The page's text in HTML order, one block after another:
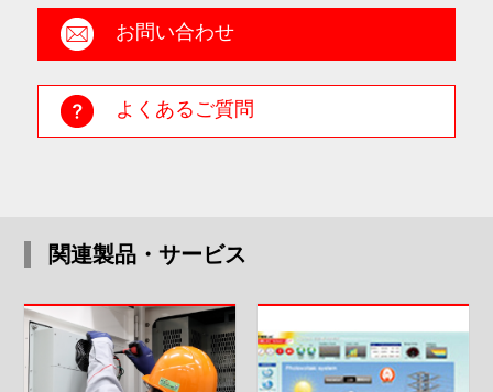
お問い合わせ
よくあるご質問
関連製品・サービス